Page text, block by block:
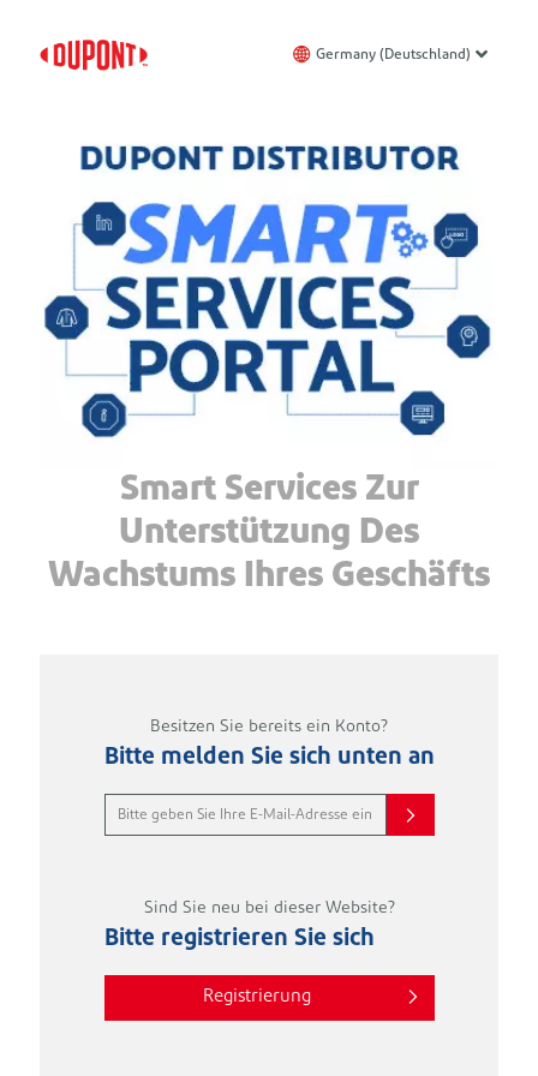
Germany (Deutschland)
Smart Services Zur
Unterstützung Des
Wachstums Ihres Geschäfts
Besitzen Sie bereits ein Konto?
Bitte melden Sie sich unten an
Sind Sie neu bei dieser Website?
Bitte registrieren Sie sich
Registrierung